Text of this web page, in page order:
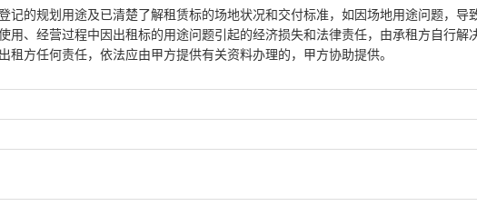
记的规划用途及已清楚了解租赁标的场地状况和交付标准，如因场地用途问题，导
用、经营过程中因出租标的用途问题引起的经济损失和法律责任，由承租方自行解
租方任何责任，依法应由甲方提供有关资料办理的，甲方协助提供。